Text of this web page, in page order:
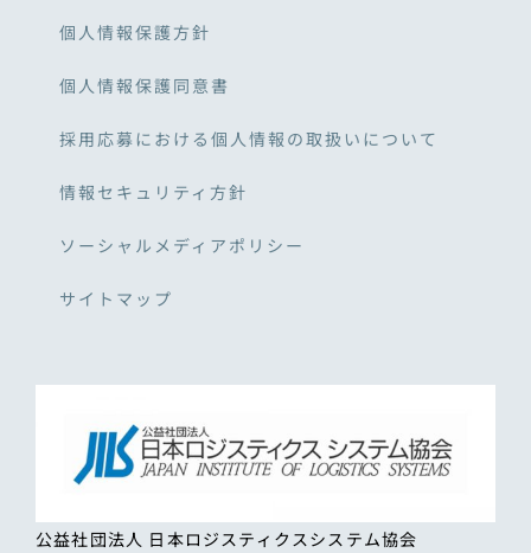
個人情報保護方針
個人情報保護同意書
採用応募における個人情報の取扱いについて
情報セキュリティ方針
ソーシャルメディアポリシー
サイトマップ
公益社団法人 日本ロジスティクスシステム協会